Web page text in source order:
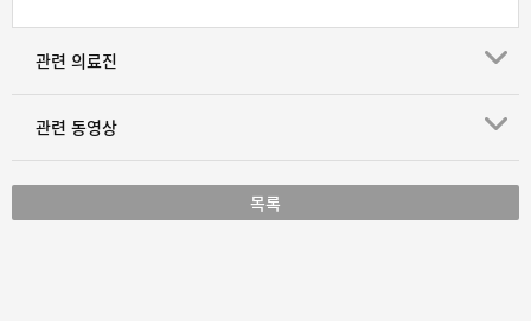
관련 의료진
관련 동영상
목록